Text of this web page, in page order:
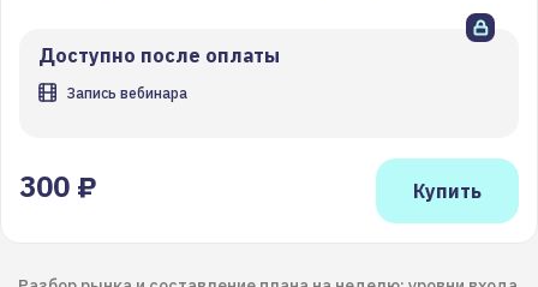
Доступно после оплаты
Запись вебинара
300 ₽